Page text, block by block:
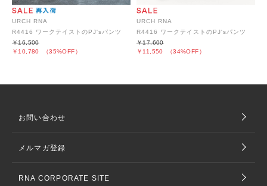
URCH RNA
R4416 ワークテイストのPJ'sパンツ
￥10,780 （35%OFF）
￥16,500
URCH RNA
R4416 ワークテイストのPJ'sパンツ
￥11,550 （34%OFF）
￥17,600
お問い合わせ
メルマガ登録
RNA CORPORATE SITE